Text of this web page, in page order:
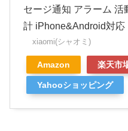
セージ通知 アラーム 活
計 iPhone&Android対応
xiaomi(シャオミ)
Amazon 楽天市
Yahooショッピング